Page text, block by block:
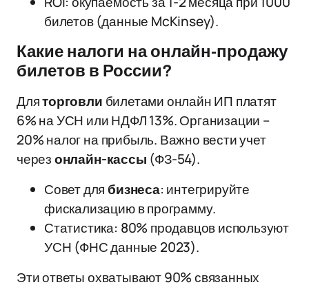
билетов (данные McKinsey).
Какие налоги на онлайн-продажу
билетов в России?
Дляторговли билетами онлайн ИП платят
6% на УСН или НДФЛ 13%. Организации –
20% налог на прибыль. Важно вести учет
черезонлайн-кассы (ФЗ-54).
Совет длябизнеса: интегрируйте
фискализацию в программу.
Статистика: 80% продавцов используют
УСН (ФНС данные 2023).
Эти ответы охватывают 90% связанных